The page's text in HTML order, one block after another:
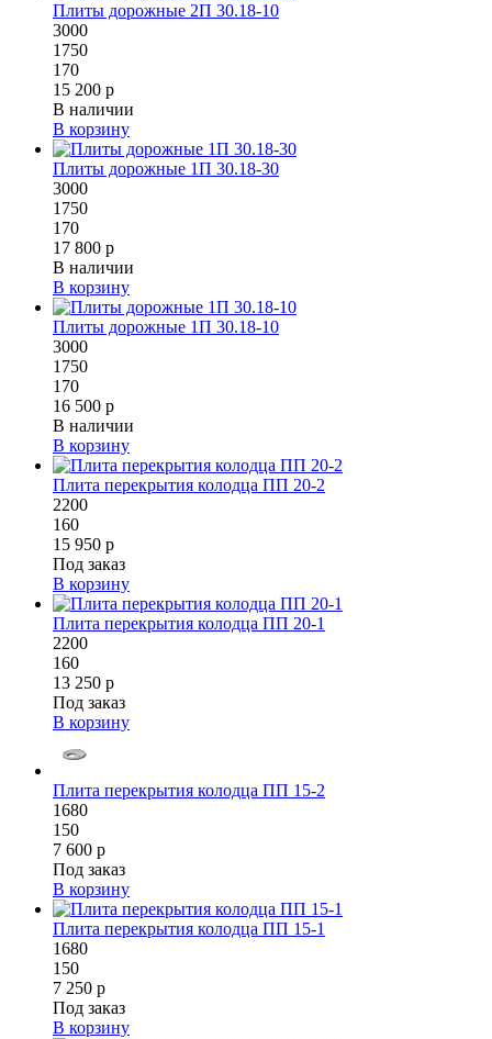
Плиты дорожные 2П 30.18-10
3000
1750
170
15 200 р
В наличии
В корзину
Плиты дорожные 1П 30.18-30
3000
1750
170
17 800 р
В наличии
В корзину
Плиты дорожные 1П 30.18-10
3000
1750
170
16 500 р
В наличии
В корзину
Плита перекрытия колодца ПП 20-2
2200
160
15 950 р
Под заказ
В корзину
Плита перекрытия колодца ПП 20-1
2200
160
13 250 р
Под заказ
В корзину
Плита перекрытия колодца ПП 15-2
1680
150
7 600 р
Под заказ
В корзину
Плита перекрытия колодца ПП 15-1
1680
150
7 250 р
Под заказ
В корзину